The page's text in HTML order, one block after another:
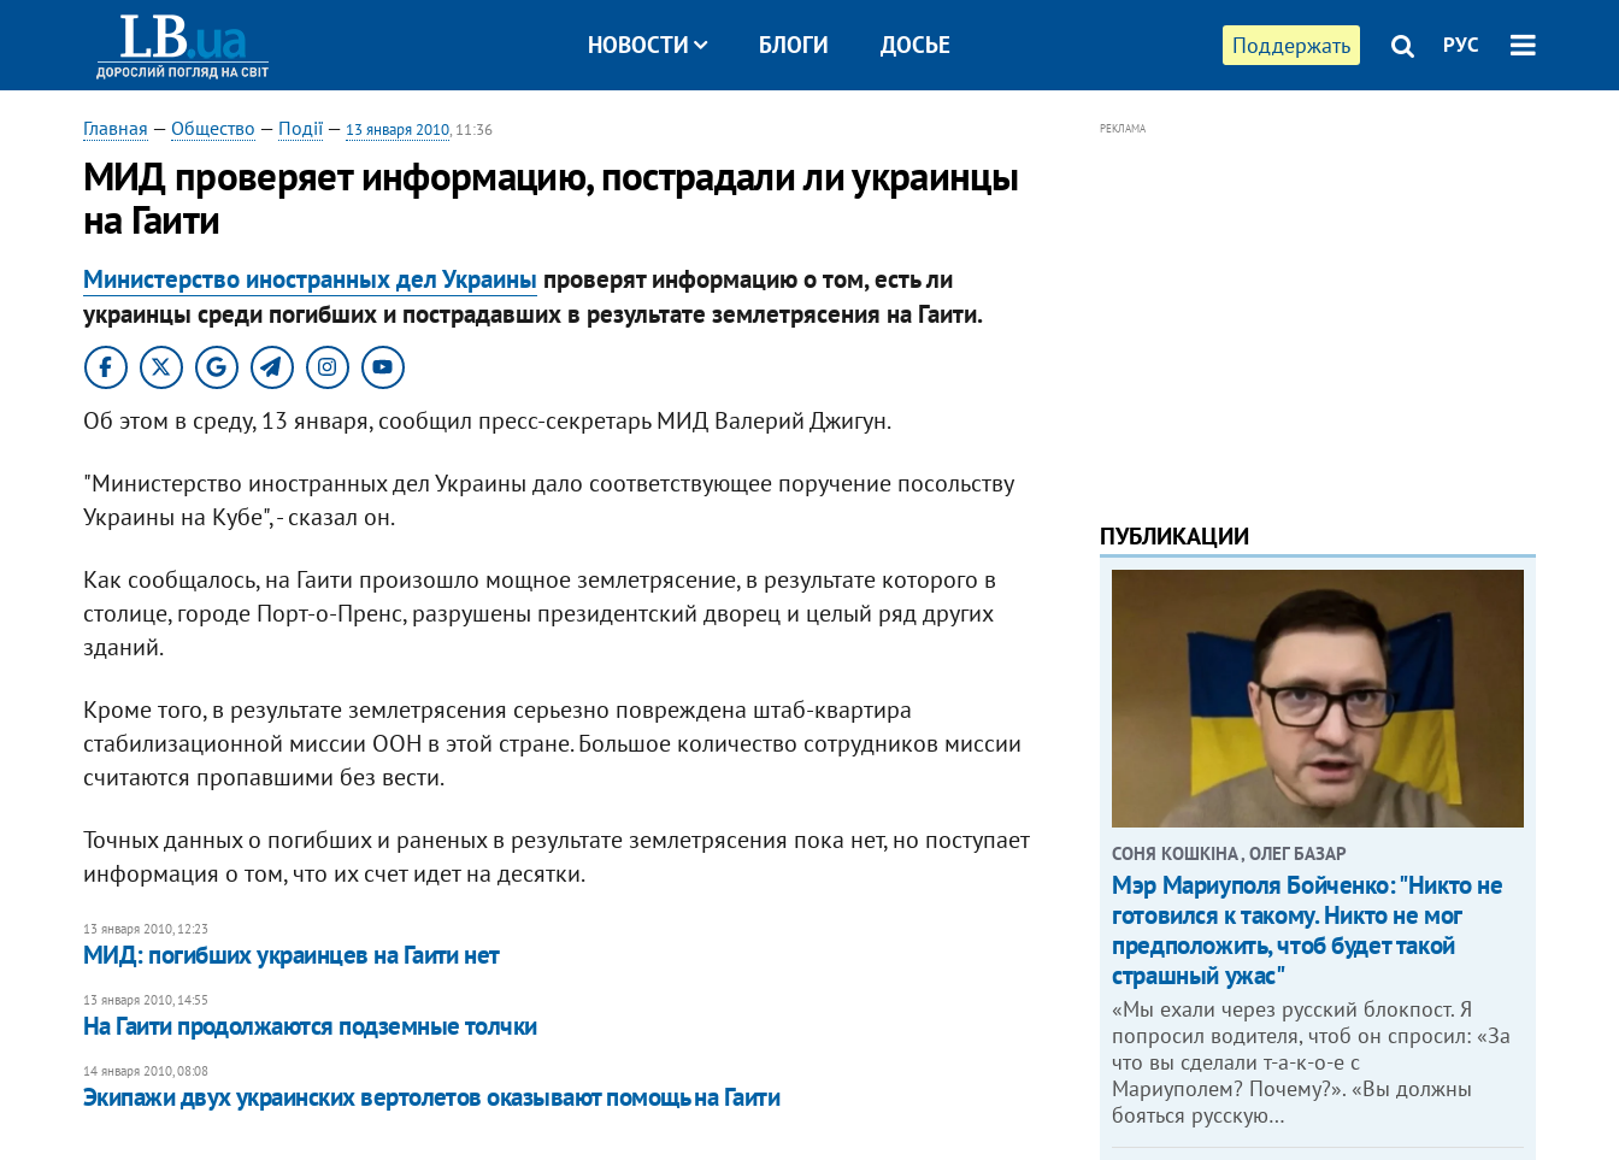
Поддержать РУС
НОВОСТИ БЛОГИ ДОСЬЕ
Главная — Общество — Події— 13 января 2010, 11:36
МИД проверяет информацию, пострадали ли украинцы
на Гаити
Министерство иностранных дел Украины проверят информацию о том, есть ли
украинцы среди погибших и пострадавших в результате землетрясения на Гаити.
Об этом в среду, 13 января, сообщил пресс-секретарь МИД Валерий Джигун.
"Министерство иностранных дел Украины дало соответствующее поручение посольству
Украины на Кубе", - сказал он.
Как сообщалось, на Гаити произошло мощное землетрясение, в результате которого в
столице, городе Порт-о-Пренс, разрушены президентский дворец и целый ряд других
зданий.
Кроме того, в результате землетрясения серьезно повреждена штаб-квартира
стабилизационной миссии ООН в этой стране. Большое количество сотрудников миссии
считаются пропавшими без вести.
Точных данных о погибших и раненых в результате землетрясения пока нет, но поступает
информация о том, что их счет идет на десятки.
13 января 2010, 12:23
МИД: погибших украинцев на Гаити нет
13 января 2010, 14:55
На Гаити продолжаются подземные толчки
14 января 2010, 08:08
Экипажи двух украинских вертолетов оказывают помощь на Гаити
РЕКЛАМА
ПУБЛИКАЦИИ
СОНЯ КОШКІНА , ОЛЕГ БАЗАР
Мэр Мариуполя Бойченко: "Никто не
готовился к такому. Никто не мог
предположить, чтоб будет такой
страшный ужас"
«Мы ехали через русский блокпост. Я
попросил водителя, чтоб он спросил: «За
что вы сделали т-а-к-о-е с
Мариуполем? Почему?». «Вы должны
бояться русскую…